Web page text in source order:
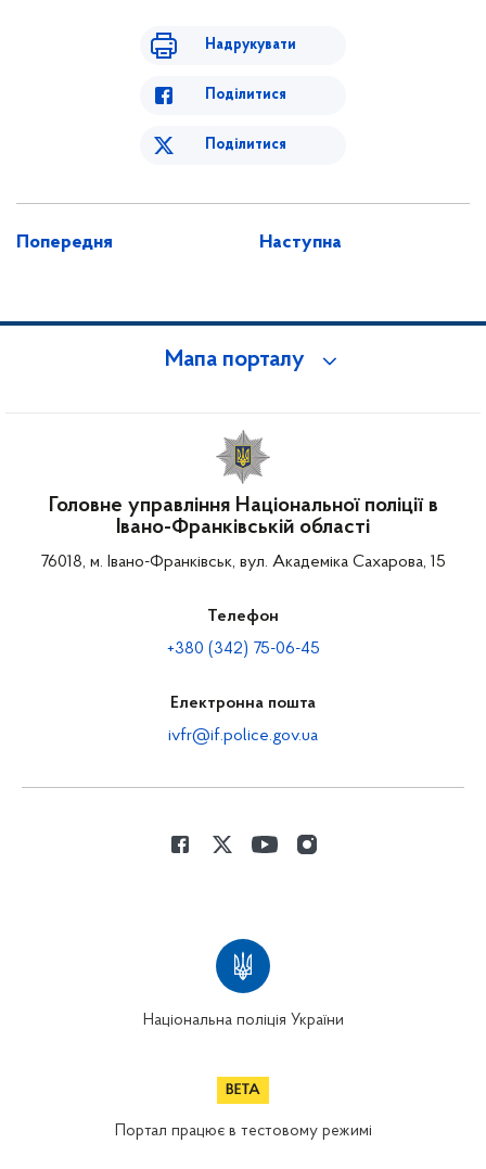
Надрукувати
Поділитися
Поділитися
Попередня Наступна
Мапа порталу
Головне управління Національної поліції в
Івано-Франківській області
76018, м. Івано-Франківськ, вул. Академіка Сахарова, 15
Телефон
+380 (342) 75-06-45
Електронна пошта
ivfr@if.police.gov.ua
Національна поліція України
Портал працює в тестовому режимі